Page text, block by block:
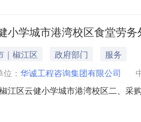
小学城市港湾校区食堂劳
｜椒江区 政府部门
服务
： 华诚工程咨询集团有限公司
江区云健小学城市港湾校区二、
应商统一社会信用代码1餐费收入